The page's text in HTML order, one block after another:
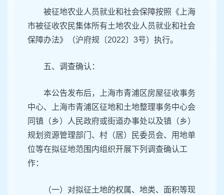
被征地农业人员就业和社会保障按照《上海
市被征收农民集体所有土地农业人员就业和社会
保障办法》（沪府规〔2022〕3号）执行。
五、调查确认：
本公告发布后，上海市青浦区房屋征收事务
中心、上海市青浦区征地和土地整理事务中心会
同镇（乡）人民政府或街道办事处以及镇（乡）
规划资源管理部门、村（居）民委员会、用地单
位等在拟征地范围内组织开展下列调查确认工
作：
（一）对拟征土地的权属、地类、面积等现